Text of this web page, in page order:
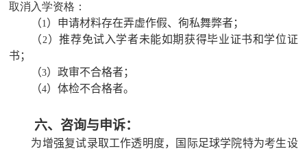
取消入学资格：
（1）申请材料存在弄虚作假、徇私舞弊者；
（2）推荐免试入学者未能如期获得毕业证书和学位证
书；
（3）政审不合格者；
（4）体检不合格者。
六、咨询与申诉：
为增强复试录取工作透明度，国际足球学院特为考生设